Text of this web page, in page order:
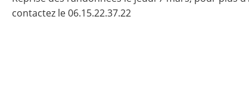
contactez le 06.15.22.37.22